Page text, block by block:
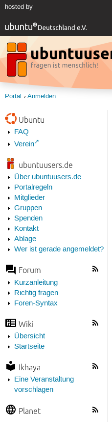
hosted by
Portal Anmelden
Ubuntu
FAQ
Verein
ubuntuusers.de
Über ubuntuusers.de
Portalregeln
Mitglieder
Gruppen
Spenden
Kontakt
Ablage
Wer ist gerade angemeldet?
Forum
Kurzanleitung
Richtig fragen
Foren-Syntax
Wiki
Übersicht
Startseite
Ikhaya
Eine Veranstaltung
vorschlagen
Planet